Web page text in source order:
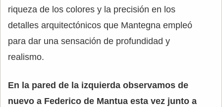
riqueza de los colores y la precisión en los
detalles arquitectónicos que Mantegna empleó
para dar una sensación de profundidad y
realismo.
En la pared de la izquierda observamos de
nuevo a Federico de Mantua esta vez junto a